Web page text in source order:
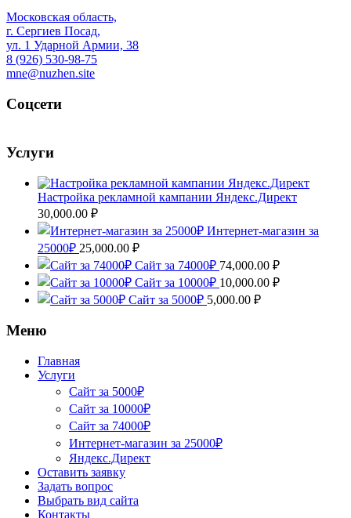
Московская область,
г. Сергиев Посад,
ул. 1 Ударной Армии, 38
8 (926) 530-98-75
mne@nuzhen.site
Соцсети
Услуги
Настройка рекламной кампании Яндекс.Директ
30,000.00 ₽
Интернет-магазин за
25000₽ 25,000.00 ₽
Сайт за 74000₽ 74,000.00 ₽
Сайт за 10000₽ 10,000.00 ₽
Сайт за 5000₽ 5,000.00 ₽
Меню
Главная
Услуги
Сайт за 5000₽
Сайт за 10000₽
Сайт за 74000₽
Интернет-магазин за 25000₽
Яндекс.Директ
Оставить заявку
Задать вопрос
Выбрать вид сайта
Контакты